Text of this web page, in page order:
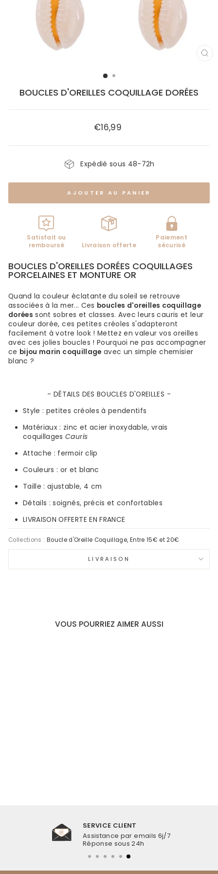
BOUCLES D'OREILLES COQUILLAGE DORÉES
Prix
€16,99
Expédié sous 48-72h
AJOUTER AU PANIER
Satisfait ou
remboursé
Livraison offerte
Paiement
sécurisé
BOUCLES D'OREILLES DORÉES COQUILLAGES
PORCELAINES ET MONTURE OR
Quand la couleur éclatante du soleil se retrouve
associées à la mer... Ces boucles d'oreilles coquillage
dorées sont sobres et classes. Avec leurs cauris et leur
couleur dorée, ces petites créoles s'adapteront
facilement à votre look ! Mettez en valeur vos oreilles
avec ces jolies boucles ! Pourquoi ne pas accompagner
ce bijou marin coquillage avec un simple chemisier
blanc ?
- DÉTAILS DES BOUCLES D'OREILLES -
Style : petites créoles à pendentifs
Matériaux : zinc et acier inoxydable, vrais
coquillagesCauris
Attache : fermoir clip
Couleurs : or et blanc
Taille : ajustable, 4 cm
Détails : soignés, précis et confortables
LIVRAISON OFFERTE EN FRANCE
Collections : Boucle d'Oreille Coquillage, Entre 15€ et 20€
LIVRAISON
VOUS POURRIEZ AIMER AUSSI
SERVICE CLIENT
Assistance par emails 6j/7
Réponse sous 24h